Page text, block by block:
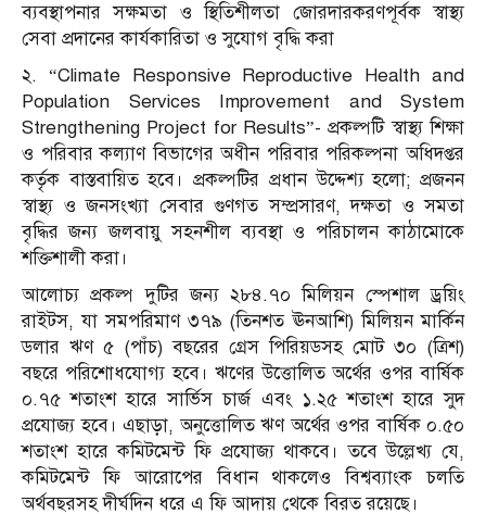
ব্যবস্থাপনার সক্ষমতা ও স্থিতিশীলতা জোরদারকরণপূর্বক স্বাস্থ্য
সেবা প্রদানের কার্যকারিতা ও সুযোগ বৃদ্ধি করা
২. “Climate Responsive Reproductive Health and
Population Services Improvement and System
Strengthening Project for Results”- প্রকল্পটি স্বাস্থ্য শিক্ষা
ও পরিবার কল্যাণ বিভাগের অধীন পরিবার পরিকল্পনা অধিদপ্তর
কর্তৃক বাস্তবায়িত হবে। প্রকল্পটির প্রধান উদ্দেশ্য হলো; প্রজনন
স্বাস্থ্য ও জনসংখ্যা সেবার গুণগত সম্প্রসারণ, দক্ষতা ও সমতা
বৃদ্ধির জন্য জলবায়ু সহনশীল ব্যবস্থা ও পরিচালন কাঠামোকে
শক্তিশালী করা।
আলোচ্য প্রকল্প দুটির জন্য ২৮৪.৭০ মিলিয়ন স্পেশাল ড্রয়িং
রাইটস, যা সমপরিমাণ ৩৭৯ (তিনশত ঊনআশি) মিলিয়ন মার্কিন
ডলার ঋণ ৫ (পাঁচ) বছরের গ্রেস পিরিয়ডসহ মোট ৩০ (ত্রিশ)
বছরে পরিশোধযোগ্য হবে। ঋণের উত্তোলিত অর্থের ওপর বার্ষিক
০.৭৫ শতাংশ হারে সার্ভিস চার্জ এবং ১.২৫ শতাংশ হারে সুদ
প্রযোজ্য হবে। এছাড়া, অনুত্তোলিত ঋণ অর্থের ওপর বার্ষিক ০.৫০
শতাংশ হারে কমিটমেন্ট ফি প্রযোজ্য থাকবে। তবে উল্লেখ্য যে,
কমিটমেন্ট ফি আরোপের বিধান থাকলেও বিশ্বব্যাংক চলতি
অর্থবছরসহ দীর্ঘদিন ধরে এ ফি আদায় থেকে বিরত রয়েছে।